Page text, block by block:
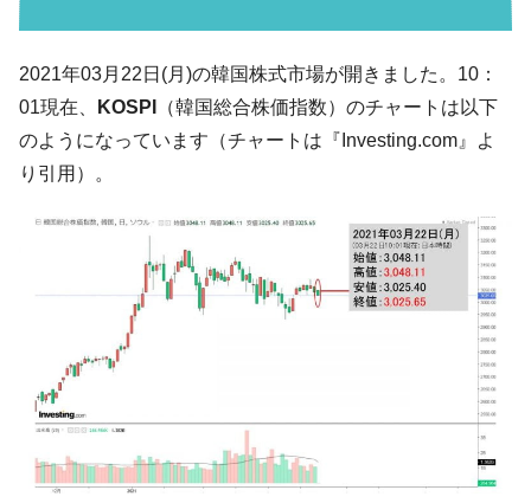
ル」まで拡大 ⇒ 海外資金の動きに強く左右される状態
『Money1』
韓国･帰ってきた李在明。李在明を支持しな
い「50.5％」に上昇
『Money1』
韓国大統領府ボンクラ政策室長が告発され
た ⇒ 国家が行った恐るべき株価操作であり、空前の国政壟
断
『Money1』
韓国･警察職員が「丸刈りになって抗議活
『Money1』
中国だけが鉄鋼輸出を異常増加させる ⇒ 中
国の過剰生産が世界を蝕む。
『Money1』
韓国製造業「半導体絶好調」のウラで他業
種は全般的「不調」⇒ PSIが示す現況は決して良くない。
『Money1』
【米韓激突案件】韓国消費者院が『クーパ
ン』1人当たり賠償10万ウォンを認定 ⇒ 総額3兆7,000億
『Money1』 韓国で猛暑。南東部では干ばつ
2021年03月22日(月)の韓国株式市場が開きました。10：
01現在、
KOSPI
（韓国総合株価指数）のチャートは以下
のようになっています（チャートは『Investing.com』よ
り引用）。